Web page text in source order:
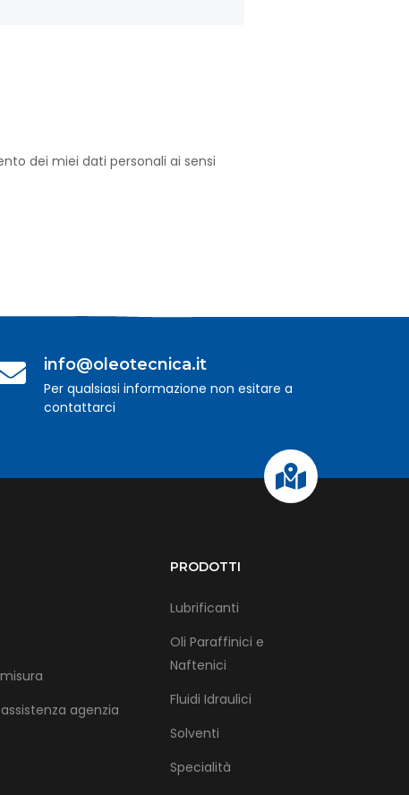
dei miei dati personali ai sensi
info@oleotecnica.it
Per qualsiasi informazione non esitare a
contattarci
agenzia
PRODOTTI
Lubrificanti
Oli Paraffinici e
Naftenici
Fluidi Idraulici
Solventi
Specialità